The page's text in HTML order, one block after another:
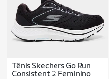
Tênis Skechers Go Run
Consistent 2 Feminino